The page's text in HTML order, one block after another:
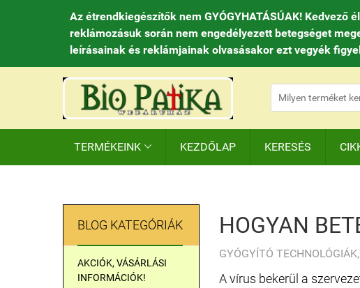
Az étrendkiegészítők nem GYÓGYHATÁSÚAK!
reklámozásuk során nem engedélyezett betegséget
leírásainak és reklámjainak olvasásakor ezt vegyék
TERMÉKEINK  KEZDŐLAP KERESÉS
BLOG KATEGÓRIÁK
AKCIÓK, VÁSÁRLÁSI
INFORMÁCIÓK!
HOGYAN
GYÓGYÍTÓ
A vírus bekerül a